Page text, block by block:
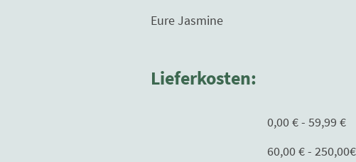
Eure Jasmine
Lieferkosten:
0,00 € - 59,99 €
60,00 € - 250,00€